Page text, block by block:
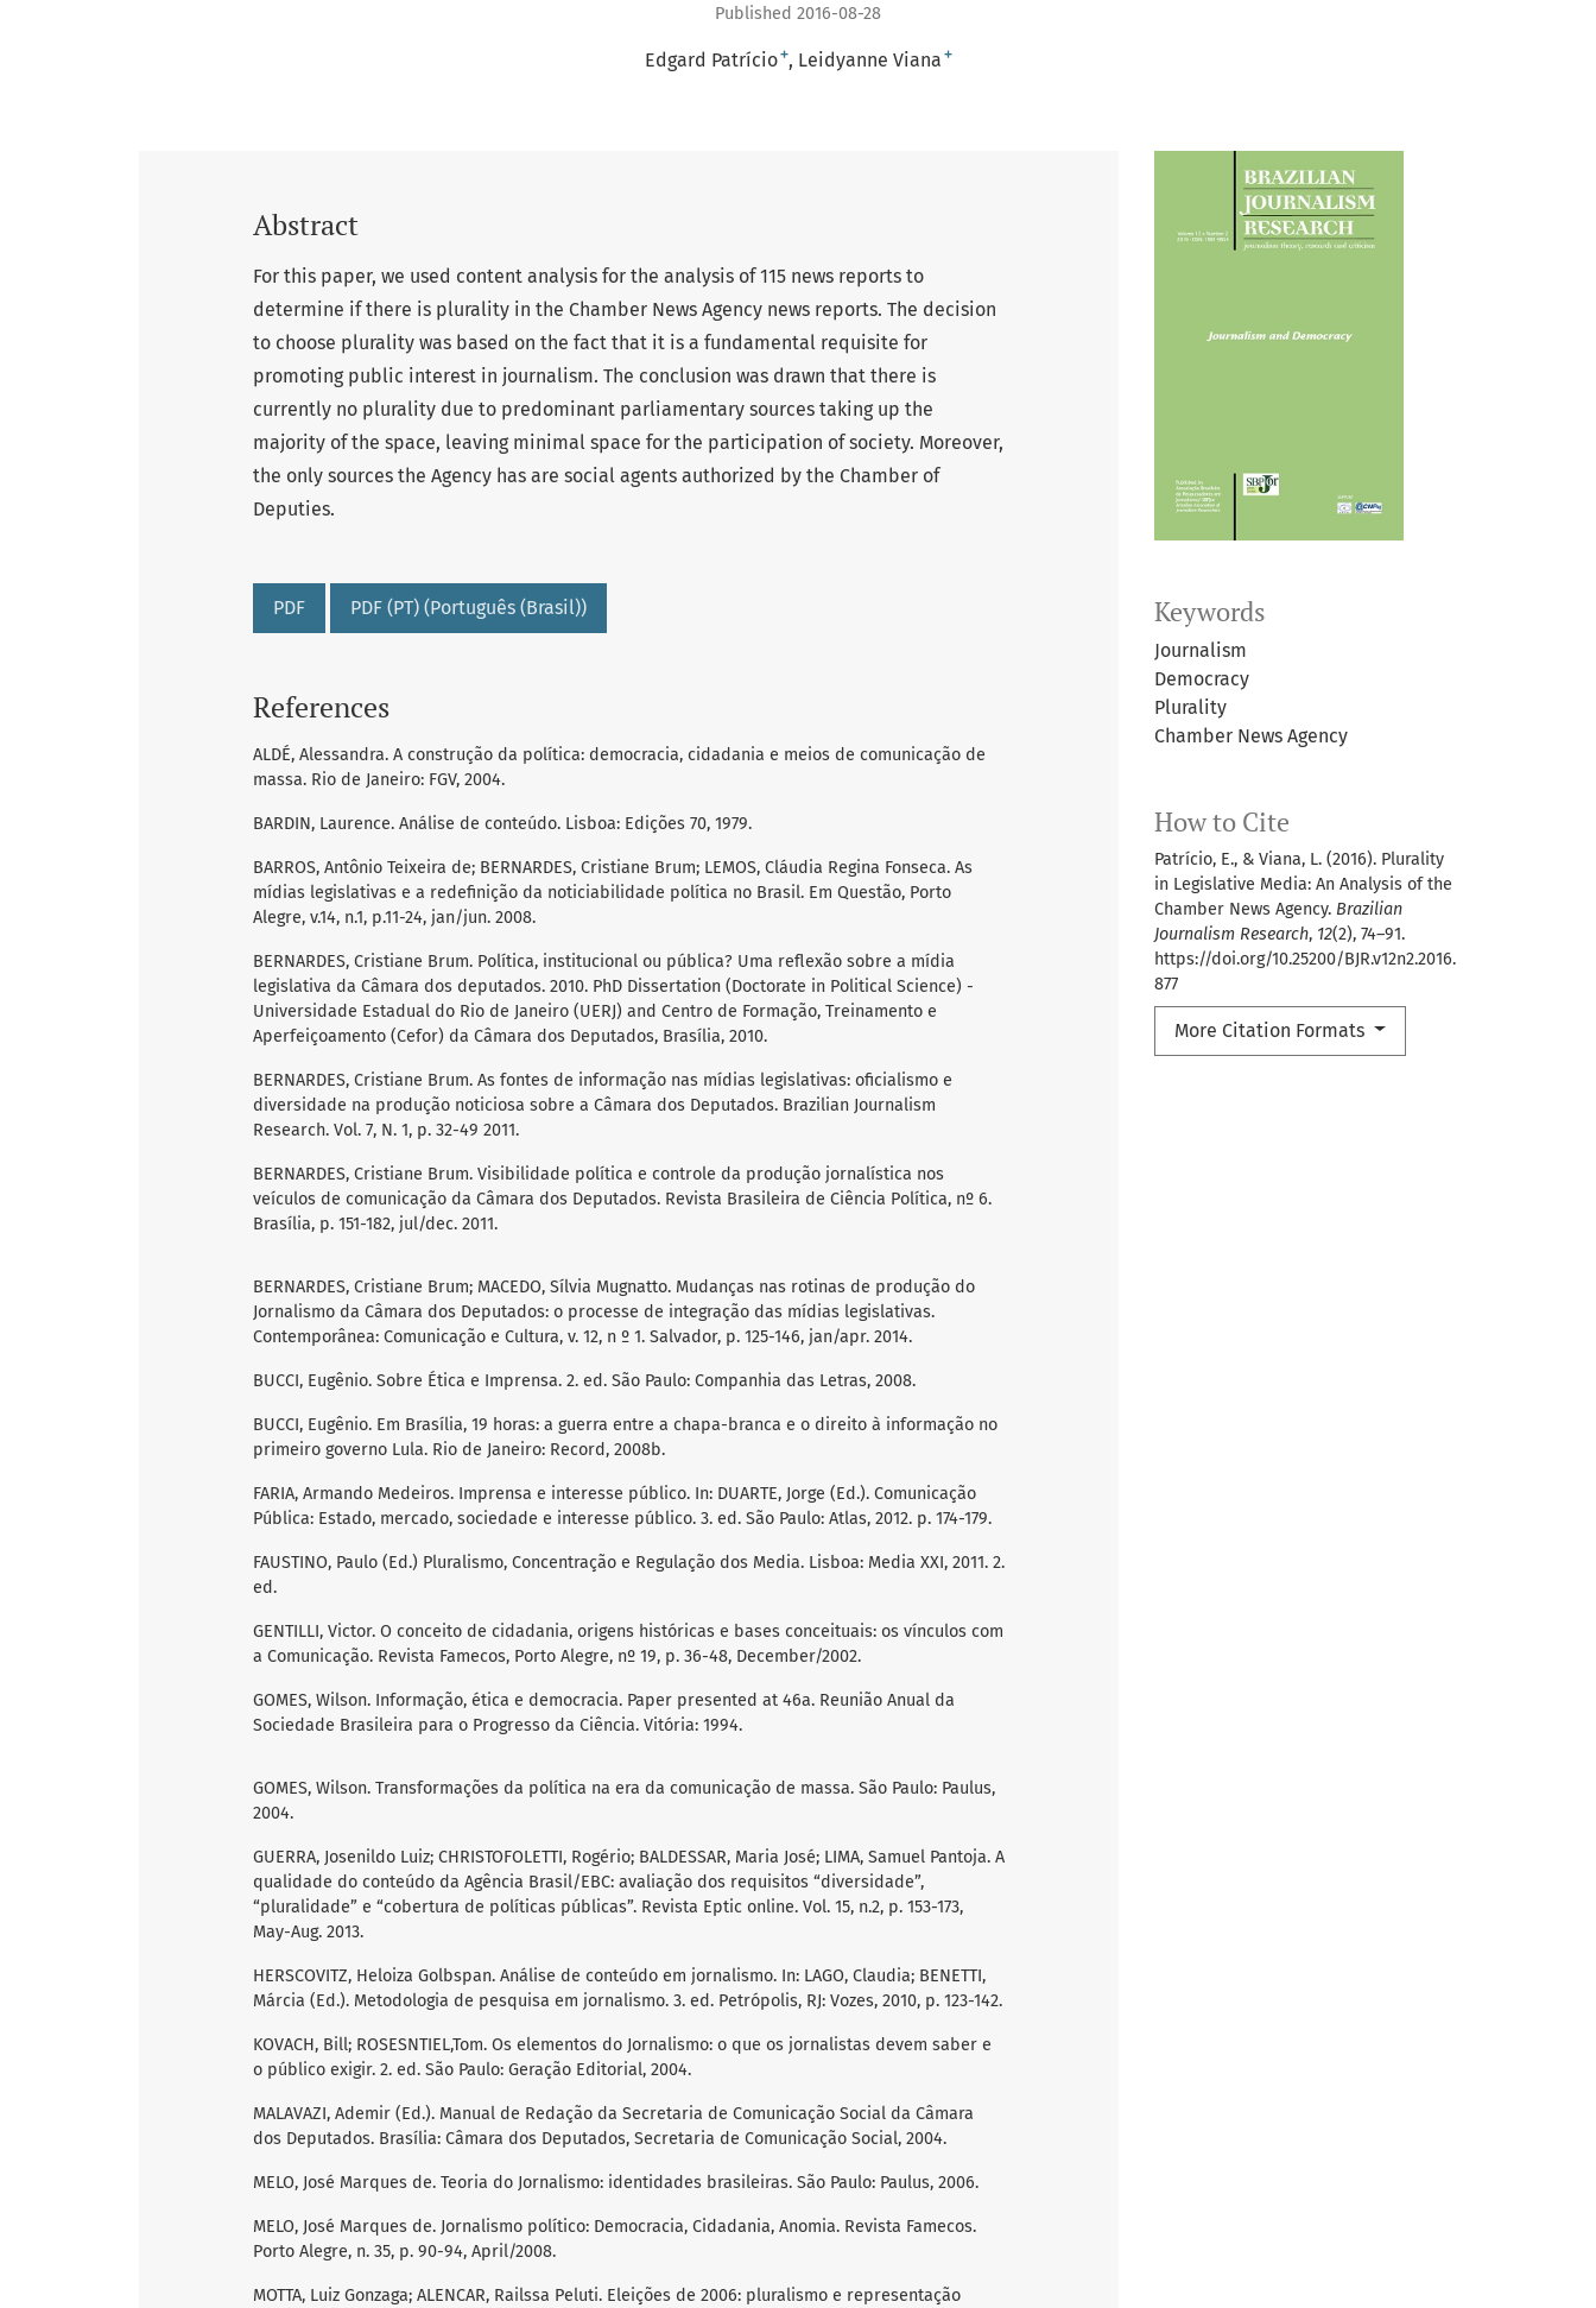
Published 2016-08-28
Edgard Patrício+ Leidyanne Viana +
Keywords
Journalism
Democracy
Plurality
Chamber News Agency
How to Cite
Patrício, E., & Viana, L. (2016). Plurality
in Legislative Media: An Analysis of the
Chamber News Agency. Brazilian
Journalism Research, 12(2), 74–91.
https://doi.org/10.25200/BJR.v12n2.2016.
877
More Citation Formats
Abstract
For this paper, we used content analysis for the analysis of 115 news reports to
determine if there is plurality in the Chamber News Agency news reports. The decision
to choose plurality was based on the fact that it is a fundamental requisite for
promoting public interest in journalism. The conclusion was drawn that there is
currently no plurality due to predominant parliamentary sources taking up the
majority of the space, leaving minimal space for the participation of society. Moreover,
the only sources the Agency has are social agents authorized by the Chamber of
Deputies.
PDF PDF (PT) (Português (Brasil))
References
ALDÉ, Alessandra. A construção da política: democracia, cidadania e meios de comunicação de
massa. Rio de Janeiro: FGV, 2004.
BARDIN, Laurence. Análise de conteúdo. Lisboa: Edições 70, 1979.
BARROS, Antônio Teixeira de; BERNARDES, Cristiane Brum; LEMOS, Cláudia Regina Fonseca. As
mídias legislativas e a redefinição da noticiabilidade política no Brasil. Em Questão, Porto
Alegre, v.14, n.1, p.11-24, jan/jun. 2008.
BERNARDES, Cristiane Brum. Política, institucional ou pública? Uma reflexão sobre a mídia
legislativa da Câmara dos deputados. 2010. PhD Dissertation (Doctorate in Political Science) -
Universidade Estadual do Rio de Janeiro (UERJ) and Centro de Formação, Treinamento e
Aperfeiçoamento (Cefor) da Câmara dos Deputados, Brasília, 2010.
BERNARDES, Cristiane Brum. As fontes de informação nas mídias legislativas: oficialismo e
diversidade na produção noticiosa sobre a Câmara dos Deputados. Brazilian Journalism
Research. Vol. 7, N. 1, p. 32-49 2011.
BERNARDES, Cristiane Brum. Visibilidade política e controle da produção jornalística nos
veículos de comunicação da Câmara dos Deputados. Revista Brasileira de Ciência Política, nº 6.
Brasília, p. 151-182, jul/dec. 2011.
BERNARDES, Cristiane Brum; MACEDO, Sílvia Mugnatto. Mudanças nas rotinas de produção do
Jornalismo da Câmara dos Deputados: o processe de integração das mídias legislativas.
Contemporânea: Comunicação e Cultura, v. 12, n º 1. Salvador, p. 125-146, jan/apr. 2014.
BUCCI, Eugênio. Sobre Ética e Imprensa. 2. ed. São Paulo: Companhia das Letras, 2008.
BUCCI, Eugênio. Em Brasília, 19 horas: a guerra entre a chapa-branca e o direito à informação no
primeiro governo Lula. Rio de Janeiro: Record, 2008b.
FARIA, Armando Medeiros. Imprensa e interesse público. In: DUARTE, Jorge (Ed.). Comunicação
Pública: Estado, mercado, sociedade e interesse público. 3. ed. São Paulo: Atlas, 2012. p. 174-179.
FAUSTINO, Paulo (Ed.) Pluralismo, Concentração e Regulação dos Media. Lisboa: Media XXI, 2011. 2.
ed.
GENTILLI, Victor. O conceito de cidadania, origens históricas e bases conceituais: os vínculos com
a Comunicação. Revista Famecos, Porto Alegre, nº 19, p. 36-48, December/2002.
GOMES, Wilson. Informação, ética e democracia. Paper presented at 46a. Reunião Anual da
Sociedade Brasileira para o Progresso da Ciência. Vitória: 1994.
GOMES, Wilson. Transformações da política na era da comunicação de massa. São Paulo: Paulus,
2004.
GUERRA, Josenildo Luiz; CHRISTOFOLETTI, Rogério; BALDESSAR, Maria José; LIMA, Samuel Pantoja. A
qualidade do conteúdo da Agência Brasil/EBC: avaliação dos requisitos “diversidade”,
“pluralidade” e “cobertura de políticas públicas”. Revista Eptic online. Vol. 15, n.2, p. 153-173,
May-Aug. 2013.
HERSCOVITZ, Heloiza Golbspan. Análise de conteúdo em jornalismo. In: LAGO, Claudia; BENETTI,
Márcia (Ed.). Metodologia de pesquisa em jornalismo. 3. ed. Petrópolis, RJ: Vozes, 2010, p. 123-142.
KOVACH, Bill; ROSESNTIEL,Tom. Os elementos do Jornalismo: o que os jornalistas devem saber e
o público exigir. 2. ed. São Paulo: Geração Editorial, 2004.
MALAVAZI, Ademir (Ed.). Manual de Redação da Secretaria de Comunicação Social da Câmara
dos Deputados. Brasília: Câmara dos Deputados, Secretaria de Comunicação Social, 2004.
MELO, José Marques de. Teoria do Jornalismo: identidades brasileiras. São Paulo: Paulus, 2006.
MELO, José Marques de. Jornalismo político: Democracia, Cidadania, Anomia. Revista Famecos.
Porto Alegre, n. 35, p. 90-94, April/2008.
MOTTA, Luiz Gonzaga; ALENCAR, Railssa Peluti. Eleições de 2006: pluralismo e representação